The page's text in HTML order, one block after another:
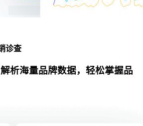
诊查
析海量品牌数据，轻松掌握品